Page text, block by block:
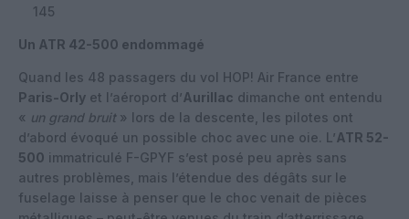
145
Un ATR 42-500 endommagé
Quand les 48 passagers du vol HOP! Air France entre
Paris-Orly et l’aéroport d’Aurillac dimanche ont entendu
« un grand bruit » lors de la descente, les pilotes ont
d’abord évoqué un possible choc avec une oie. L’ATR 52-
500 immatriculé F-GPYF s’est posé peu après sans
autres problèmes, mais l’étendue des dégâts sur le
fuselage laisse à penser que le choc venait de pièces